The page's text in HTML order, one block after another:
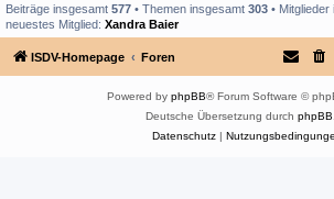
Beiträge insgesamt 577 • Themen insgesamt 303 •
neuestes Mitglied: Xandra Baier
ISDV-Homepage Foren
Powered by phpBB® Forum Software ©
Deutsche Übersetzung durch
Datenschutz|